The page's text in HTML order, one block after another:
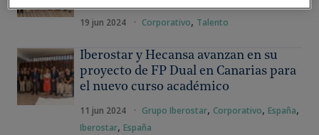
19 jun 2024 · Corporativo, Talento
Iberostar y Hecansa avanzan en su
proyecto de FP Dual en Canarias para
el nuevo curso académico
11 jun 2024 · Grupo Iberostar, Corporativo, España,
Iberostar, España